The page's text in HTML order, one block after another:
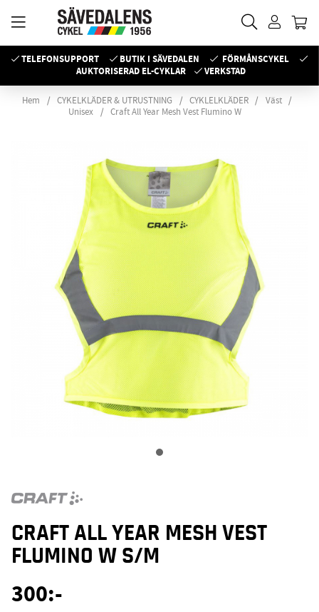
TELEFONSUPPORT BUTIK I SÄVEDALEN
FÖRMÅNSCYKEL
AUKTORISERAD EL-CYKLAR
VERKSTAD
Hem CYKELKLÄDER & UTRUSTNING CYKLELKLÄDER
Väst
Unisex
Craft All Year Mesh Vest Flumino W
CRAFT ALL YEAR MESH VEST
FLUMINO W S/M
300:-